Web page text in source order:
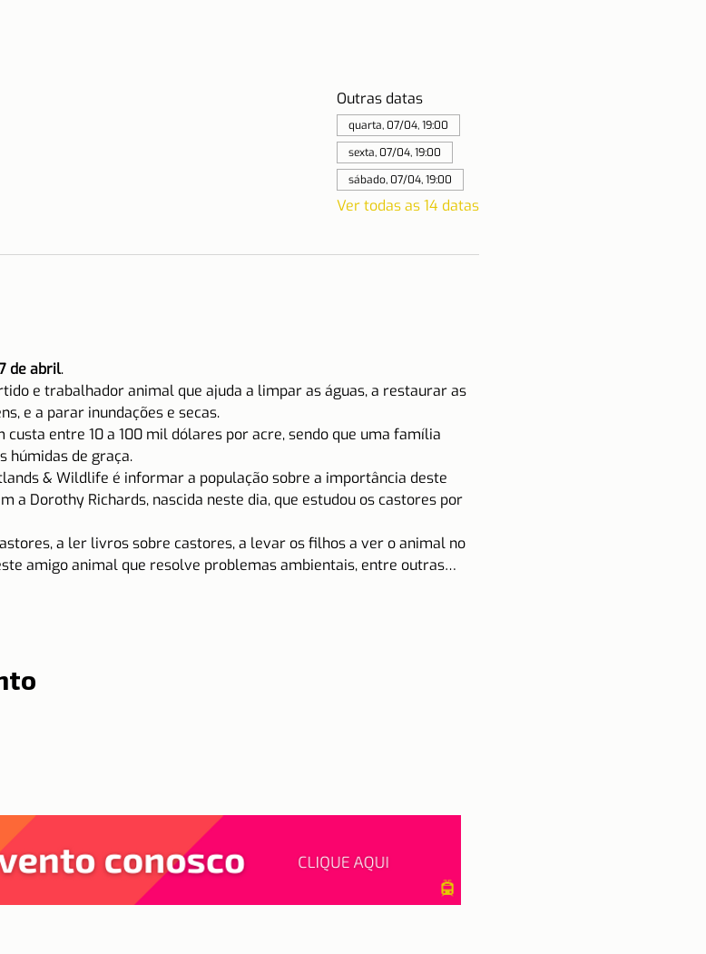
Outras datas
quarta, 07/04, 19:00
sexta, 07/04, 19:00
sábado, 07/04, 19:00
Ver todas as 14 datas
de abril.
e trabalhador animal que ajuda a limpar as águas, a restaurar as
e a parar inundações e secas.
entre 10 a 100 mil dólares por acre, sendo que uma família
húmidas de graça.
& Wildlife é informar a população sobre a importância deste
a Dorothy Richards, nascida neste dia, que estudou os castores por
a ler livros sobre castores, a levar os filhos a ver o animal no
amigo animal que resolve problemas ambientais, entre outras…